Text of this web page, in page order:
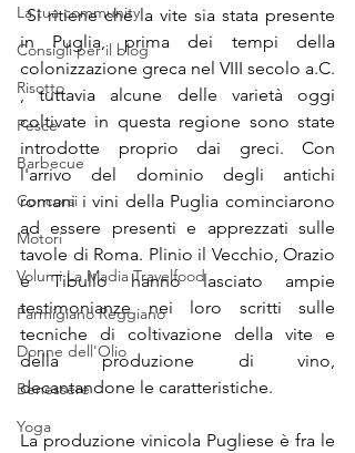
La tua community
Consigli per il blog
Risotto
Pesce
Barbecue
Concorsi
Motori
Volumi La Madia Travelfood
Parmigiano Reggiano
Donne dell'Olio
Benessere
Yoga
Si ritiene che la vite sia stata presente
in Puglia, prima dei tempi della
colonizzazione greca nel VIII secolo a.C.
, tuttavia alcune delle varietà oggi
coltivate in questa regione sono state
introdotte proprio dai greci. Con
l'arrivo del dominio degli antichi
romani i vini della Puglia cominciarono
ad essere presenti e apprezzati sulle
tavole di Roma. Plinio il Vecchio, Orazio
e Tibullo hanno lasciato ampie
testimonianze nei loro scritti sulle
tecniche di coltivazione della vite e
della produzione di vino,
decantandone le caratteristiche.
La produzione vinicola Pugliese è fra le